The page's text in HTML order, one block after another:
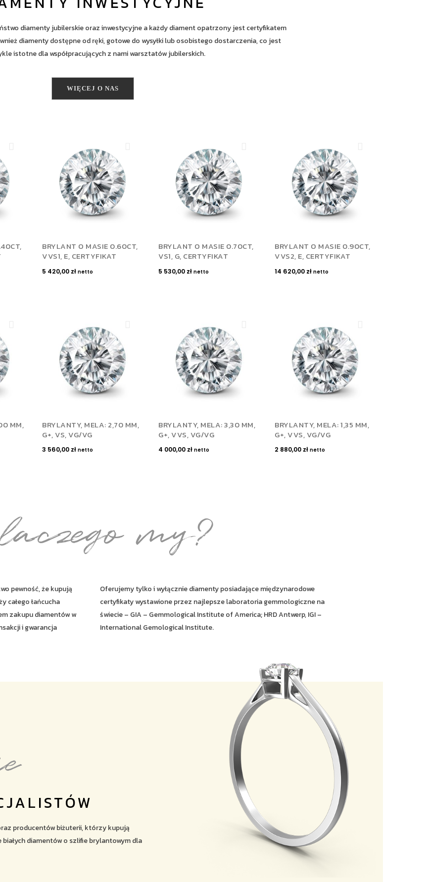
diamenty jubilerskie oraz inwestycyjne a każdy diament opatrzony jest certyfikatem
diamenty dostępne od ręki, gotowe do wysyłki lub osobistego dostarczenia, co jest
istotne dla współpracujących z nami warsztatów jubilerskich.
WIĘCEJ O NAS
BRYLANT O MASIE 0.60CT,
VVS1, E, CERTYFIKAT
5 420,00 zł netto
BRYLANT O MASIE 0.70CT,
VS1, G, CERTYFIKAT
5 530,00 zł netto
BRYLANT O MASIE 0.90CT,
VVS2, E, CERTYFIKAT
14 620,00 zł netto
MM,
BRYLANTY, MELA: 2,70 MM,
G+, VS, VG/VG
3 560,00 zł netto
BRYLANTY, MELA: 3,30 MM,
G+, VVS, VG/VG
4 000,00 zł netto
BRYLANTY, MELA: 1,35 MM,
G+, VVS, VG/VG
2 880,00 zł netto
my?
pewność, że kupują
całego łańcucha
zakupu diamentów w
i gwarancja
Oferujemy tylko i wyłącznie diamenty posiadające międzynarodowe
certyfikaty wystawione przez najlepsze laboratoria gemmologiczne na
świecie – GIA – Gemmological Institute of America; HRD Antwerp, IGI –
International Gemological Institute.
producentów biżuterii, którzy kupują
diamentów o szlifie brylantowym dla